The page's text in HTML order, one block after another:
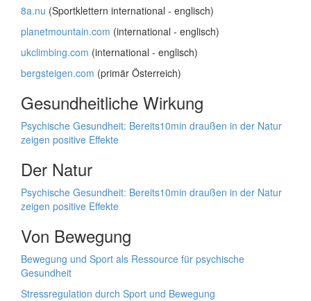
8a.nu (Sportklettern international - englisch)
planetmountain.com (international - englisch)
ukclimbing.com (international - englisch)
bergsteigen.com (primär Österreich)
Gesundheitliche Wirkung
Psychische Gesundheit: Bereits10min draußen in der Natur
zeigen positive Effekte
Der Natur
Psychische Gesundheit: Bereits10min draußen in der Natur
zeigen positive Effekte
Von Bewegung
Bewegung und Sport als Ressource für psychische
Gesundheit
Stressregulation durch Sport und Bewegung